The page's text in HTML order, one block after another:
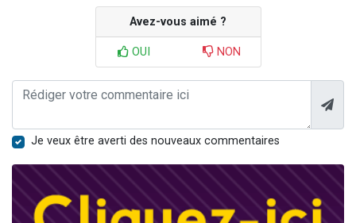
Avez-vous aimé ?
OUI NON
Je veux être averti des nouveaux commentaires